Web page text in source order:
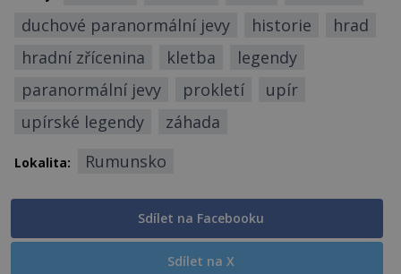
duchové paranormální jevy
historie
hrad
hradní zřícenina
kletba
legendy
paranormální jevy
prokletí
upír
upírské legendy
záhada
Lokalita: Rumunsko
Sdílet na Facebooku
Sdílet na X